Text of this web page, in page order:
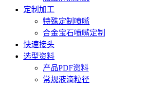
定制加工
特殊定制喷嘴
合金宝石喷嘴定制
快速接头
选型资料
产品PDF资料
常规液滴粒径